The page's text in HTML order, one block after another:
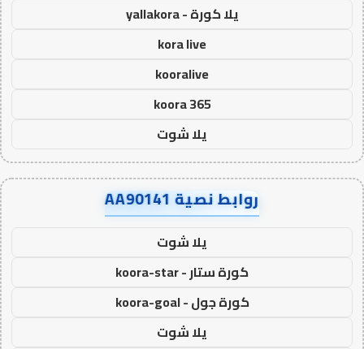
يلا كورة - yallakora
kora live
kooralive
koora 365
يلا شوت
روابط نصية AA90141
يلا شوت
كورة ستار - koora-star
كورة جول - koora-goal
يلا شوت